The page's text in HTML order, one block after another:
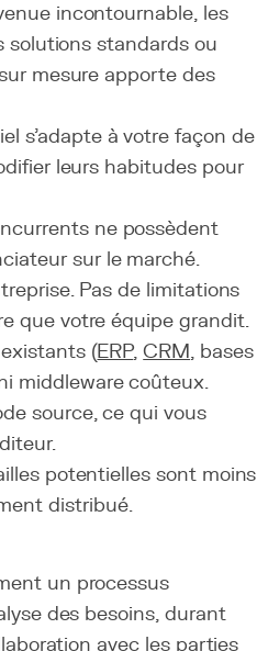
incontournable, les
standards ou
mesure apporte des
s'adapte à votre façon de
leurs habitudes pour
ne possèdent
sur le marché.
Pas de limitations
que votre équipe grandit.
(ERP,CRM, bases
middleware coûteux.
source, ce qui vous
potentielles sont moins
distribué.
un processus
des besoins, durant
avec les parties